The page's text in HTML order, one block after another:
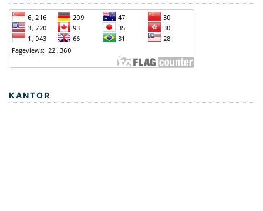
KANTOR